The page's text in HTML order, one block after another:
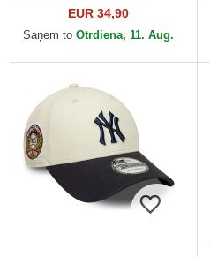
Bakss Bannijs Looney Tunes
no Capslab
EUR 34,90
Saņem to Otrdiena, 11. Aug.